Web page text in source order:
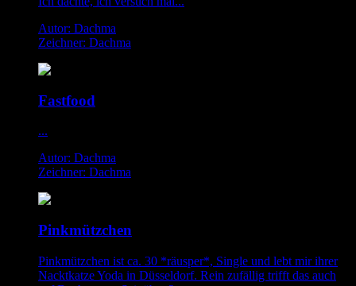
Autor: Dachma
Zeichner: Dachma
Fastfood
...
Autor: Dachma
Zeichner: Dachma
Pinkmützchen
Pinkmützchen ist ca. 30 *räusper*, Single und lebt mir ihrer
Nacktkatze Yoda in Düsseldorf. Rein zufällig trifft das auch